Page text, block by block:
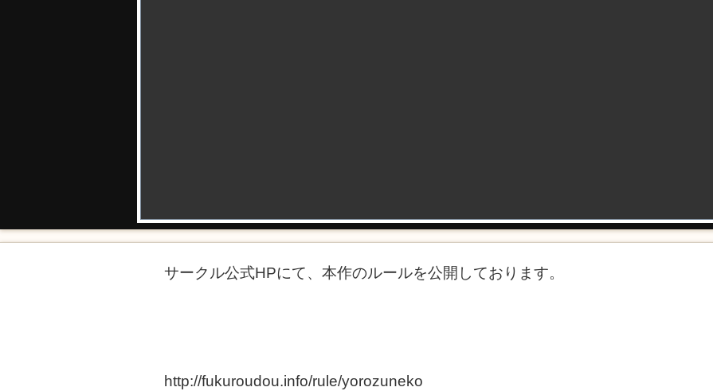
サークル公式HPにて、本作のルールを公開しております。
http://fukuroudou.info/rule/yorozuneko